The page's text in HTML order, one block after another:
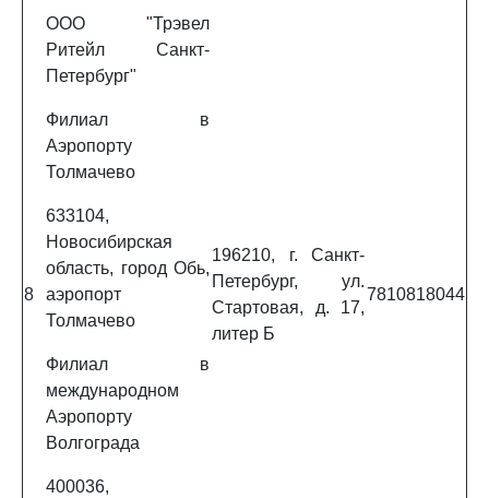
8
ООО "Трэвел
Ритейл Санкт-
Петербург"
Филиал в
Аэропорту
Толмачево
633104,
Новосибирская
область, город Обь,
аэропорт
Толмачево
Филиал в
международном
Аэропорту
Волгограда
400036,
196210, г. Санкт-
Петербург, ул.
Стартовая, д. 17,
литер Б
7810818044